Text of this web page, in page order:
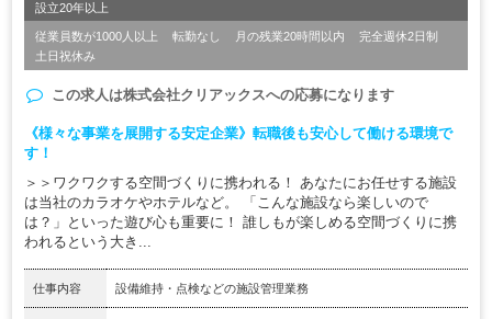
設立20年以上
従業員数が1000人以上 転勤なし 月の残業20時間以内
完全週休2日制
土日祝休み
この求人は株式会社クリアックスへの応募になります
《様々な事業を展開する安定企業》転職後も安心して働ける環境で
す！
＞＞ワクワクする空間づくりに携われる！ あなたにお任せする施設
は当社のカラオケやホテルなど。 「こんな施設なら楽しいので
は？」といった遊び心も重要に！ 誰しもが楽しめる空間づくりに携
われるという大き...
仕事内容 設備維持・点検などの施設管理業務